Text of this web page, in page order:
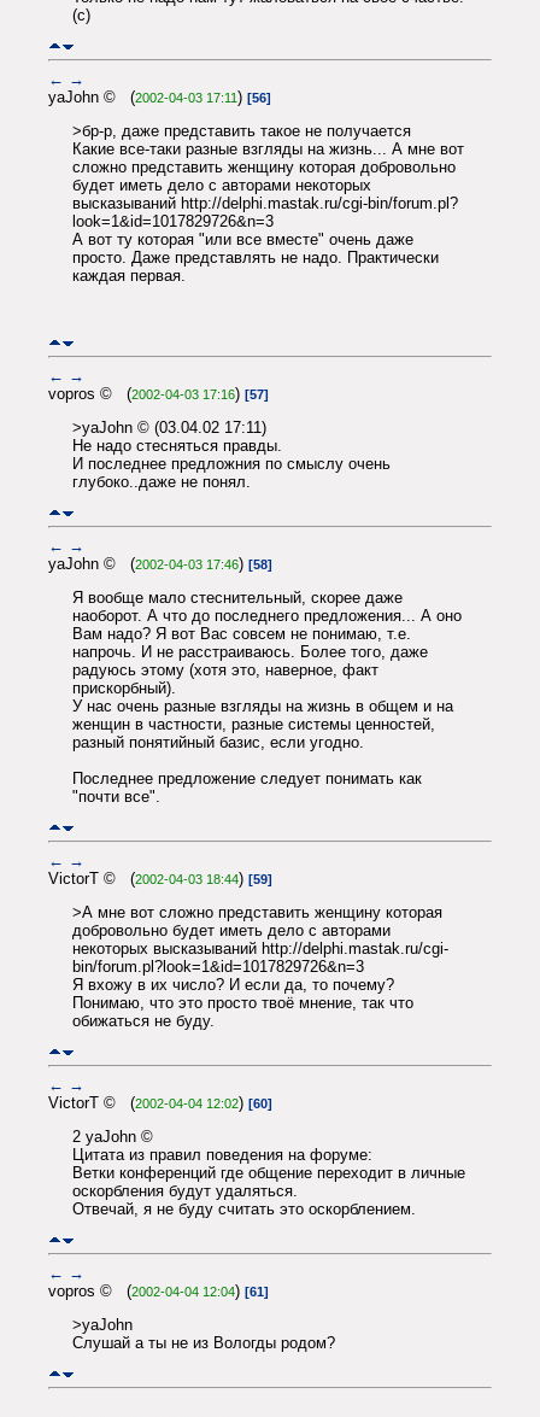
(c)
← →
yaJohn © (2002-04-03 17:11) [56]
>бр-р, даже представить такое не получается
Какие все-таки разные взгляды на жизнь... А мне вот
сложно представить женщину которая добровольно
будет иметь дело с авторами некоторых
высказываний http://delphi.mastak.ru/cgi-bin/forum.pl?
look=1&id=1017829726&n=3
А вот ту которая "или все вместе" очень даже
просто. Даже представлять не надо. Практически
каждая первая.
← →
vopros © (2002-04-03 17:16) [57]
>yaJohn © (03.04.02 17:11)
Не надо стесняться правды.
И последнее предложния по смыслу очень
глубоко..даже не понял.
← →
yaJohn © (2002-04-03 17:46) [58]
Я вообще мало стеснительный, скорее даже
наоборот. А что до последнего предложения... А оно
Вам надо? Я вот Вас совсем не понимаю, т.е.
напрочь. И не расстраиваюсь. Более того, даже
радуюсь этому (хотя это, наверное, факт
прискорбный).
У нас очень разные взгляды на жизнь в общем и на
женщин в частности, разные системы ценностей,
разный понятийный базис, если угодно.
Последнее предложение следует понимать как
"почти все".
← →
VictorT © (2002-04-03 18:44) [59]
>А мне вот сложно представить женщину которая
добровольно будет иметь дело с авторами
некоторых высказываний http://delphi.mastak.ru/cgi-
bin/forum.pl?look=1&id=1017829726&n=3
Я вхожу в их число? И если да, то почему?
Понимаю, что это просто твоё мнение, так что
обижаться не буду.
← →
VictorT © (2002-04-04 12:02) [60]
2 yaJohn ©
Цитата из правил поведения на форуме:
Ветки конференций где общение переходит в личные
оскорбления будут удаляться.
Отвечай, я не буду считать это оскорблением.
← →
vopros © (2002-04-04 12:04) [61]
>yaJohn
Слушай а ты не из Вологды родом?